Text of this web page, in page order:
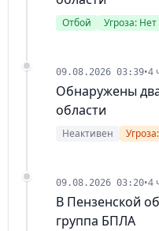
Отбой Угроза:
09.08.2026 03:39•4
Обнаружены
области
Неактивен
09.08.2026 03:20•4
В Пензенской
группа БПЛА